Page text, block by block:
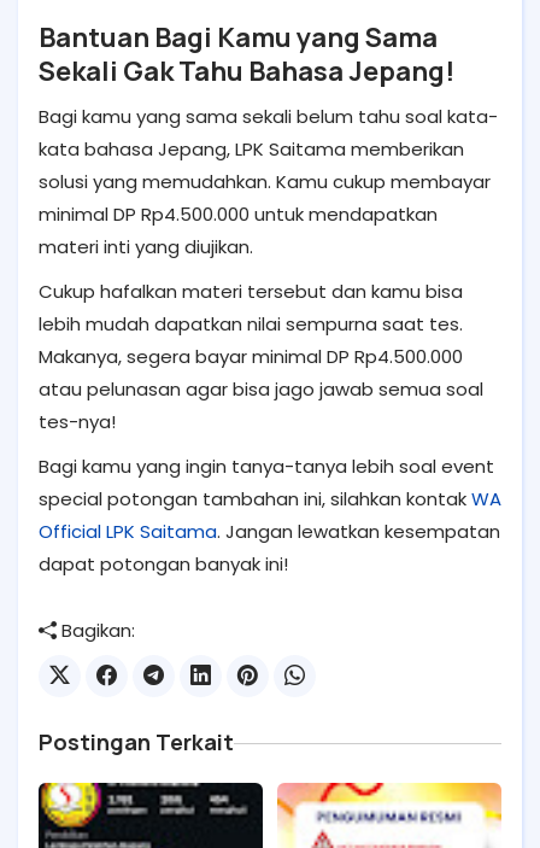
Bantuan Bagi Kamu yang Sama
Sekali Gak Tahu Bahasa Jepang!
Bagi kamu yang sama sekali belum tahu soal kata-
kata bahasa Jepang, LPK Saitama memberikan
solusi yang memudahkan. Kamu cukup membayar
minimal DP Rp4.500.000 untuk mendapatkan
materi inti yang diujikan.
Cukup hafalkan materi tersebut dan kamu bisa
lebih mudah dapatkan nilai sempurna saat tes.
Makanya, segera bayar minimal DP Rp4.500.000
atau pelunasan agar bisa jago jawab semua soal
tes-nya!
Bagi kamu yang ingin tanya-tanya lebih soal event
special potongan tambahan ini, silahkan kontakWA
Official LPK Saitama. Jangan lewatkan kesempatan
dapat potongan banyak ini!
Bagikan:
Postingan Terkait